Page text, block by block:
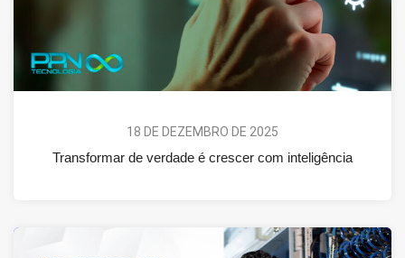
18 DE DEZEMBRO DE 2025
Transformar de verdade é crescer com inteligência